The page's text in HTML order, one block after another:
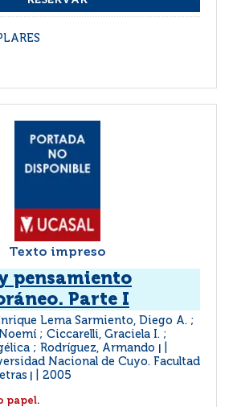
Texto impreso
pensamiento
Parte I
Lema Sarmiento, Diego A. ;
; Ciccarelli, Graciela I. ;
; Rodríguez, Armando
Nacional de Cuyo. Facultad
2005
papel.